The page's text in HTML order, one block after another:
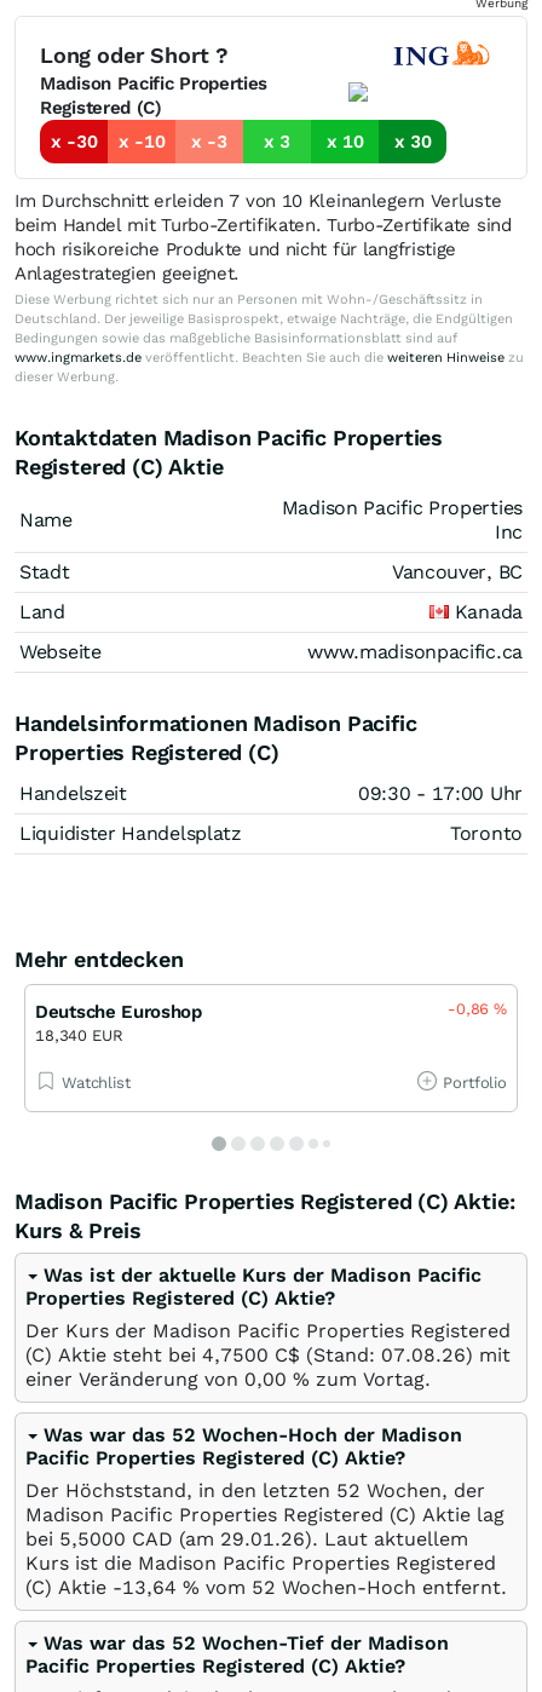
Werbung
Long oder Short ?
Madison Pacific Properties
Registered (C)
x -30
x -10 x -3 x 3 x 10 x 30
Im Durchschnitt erleiden 7 von 10 Kleinanlegern Verluste
beim Handel mit Turbo-Zertifikaten. Turbo-Zertifikate sind
hoch risikoreiche Produkte und nicht für langfristige
Anlagestrategien geeignet.
Diese Werbung richtet sich nur an Personen mit Wohn-/Geschäftssitz in
Deutschland. Der jeweilige Basisprospekt, etwaige Nachträge, die Endgültigen
Bedingungen sowie das maßgebliche Basisinformationsblatt sind auf
www.ingmarkets.de veröffentlicht. Beachten Sie auch die weiteren Hinweise zu
dieser Werbung.
Kontaktdaten Madison Pacific Properties
Registered (C) Aktie
Name
Madison Pacific Properties
Inc
Stadt
Vancouver, BC
Land
Kanada
Webseite
www.madisonpacific.ca
Handelsinformationen Madison Pacific
Properties Registered (C)
Handelszeit
09:30 - 17:00 Uhr
Liquidister Handelsplatz
Toronto
Mehr entdecken
Deutsche Euroshop
18,340 EUR
-0,86%
Watchlist Portfolio
Madison Pacific Properties Registered (C) Aktie:
Kurs & Preis
Was ist der aktuelle Kurs der Madison Pacific
Properties Registered (C) Aktie?
Der Kurs der Madison Pacific Properties Registered
(C) Aktie steht bei 4,7500 C$ (Stand: 07.08.26) mit
einer Veränderung von 0,00 % zum Vortag.
Was war das 52 Wochen-Hoch der Madison
Pacific Properties Registered (C) Aktie?
Der Höchststand, in den letzten 52 Wochen, der
Madison Pacific Properties Registered (C) Aktie lag
bei 5,5000 CAD (am 29.01.26). Laut aktuellem
Kurs ist die Madison Pacific Properties Registered
(C) Aktie -13,64 % vom 52 Wochen-Hoch entfernt.
Was war das 52 Wochen-Tief der Madison
Pacific Properties Registered (C) Aktie?